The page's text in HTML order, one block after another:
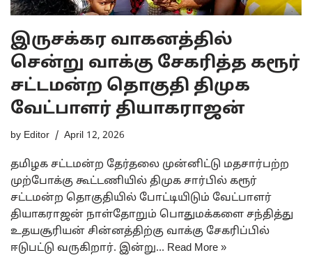
இருசக்கர வாகனத்தில்
சென்று வாக்கு சேகரித்த கரூர்
சட்டமன்ற தொகுதி திமுக
வேட்பாளர் தியாகராஜன்
by Editor April 12, 2026
தமிழக சட்டமன்ற தேர்தலை முன்னிட்டு மதசார்பற்ற
முற்போக்கு கூட்டணியில் திமுக சார்பில் கரூர்
சட்டமன்ற தொகுதியில் போட்டியிடும் வேட்பாளர்
தியாகராஜன் நாள்தோறும் பொதுமக்களை சந்தித்து
உதயசூரியன் சின்னத்திற்கு வாக்கு சேகரிப்பில்
ஈடுபட்டு வருகிறார். இன்று… Read More »